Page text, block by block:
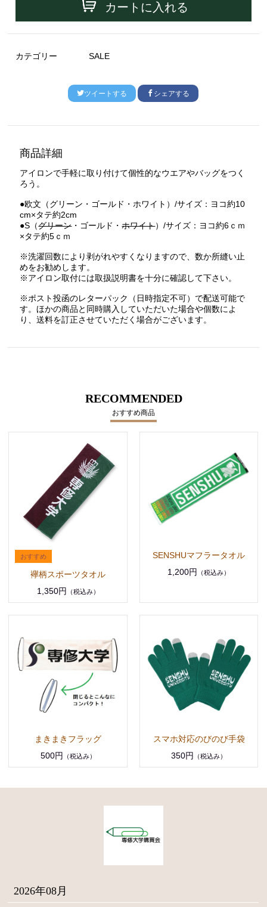
カートに入れる
カテゴリー SALE
ツイートする シェアする
商品詳細
アイロンで手軽に取り付けて個性的なウエアやバッグをつく
ろう。
●欧文（グリーン・ゴールド・ホワイト）/サイズ：ヨコ約10
cm×タテ約2cm
●S（グリーン・ゴールド・ホワイト）/サイズ：ヨコ約6ｃｍ
×タテ約5ｃｍ
※洗濯回数により剥がれやすくなりますので、数か所縫い止
めをお勧めします。
※アイロン取付には取扱説明書を十分に確認して下さい。
※ポスト投函のレターパック（日時指定不可）で配送可能で
す。ほかの商品と同時購入していただいた場合や個数によ
り、送料を訂正させていただく場合がございます。
RECOMMENDED
おすすめ商品
襷柄スポーツタオル
1,350円
（税込み）
SENSHUマフラータオル
1,200円
（税込み）
まきまきフラッグ
500円
（税込み）
スマホ対応のびのび手袋
350円
（税込み）
2026年08月